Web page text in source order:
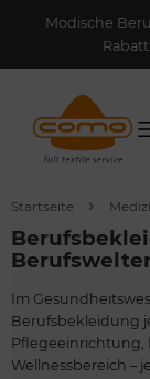
Modische
Rabatt
Startseite
Im
Berufsbekleidung
Pflegeeinrichtung,
Wellnessbereich –